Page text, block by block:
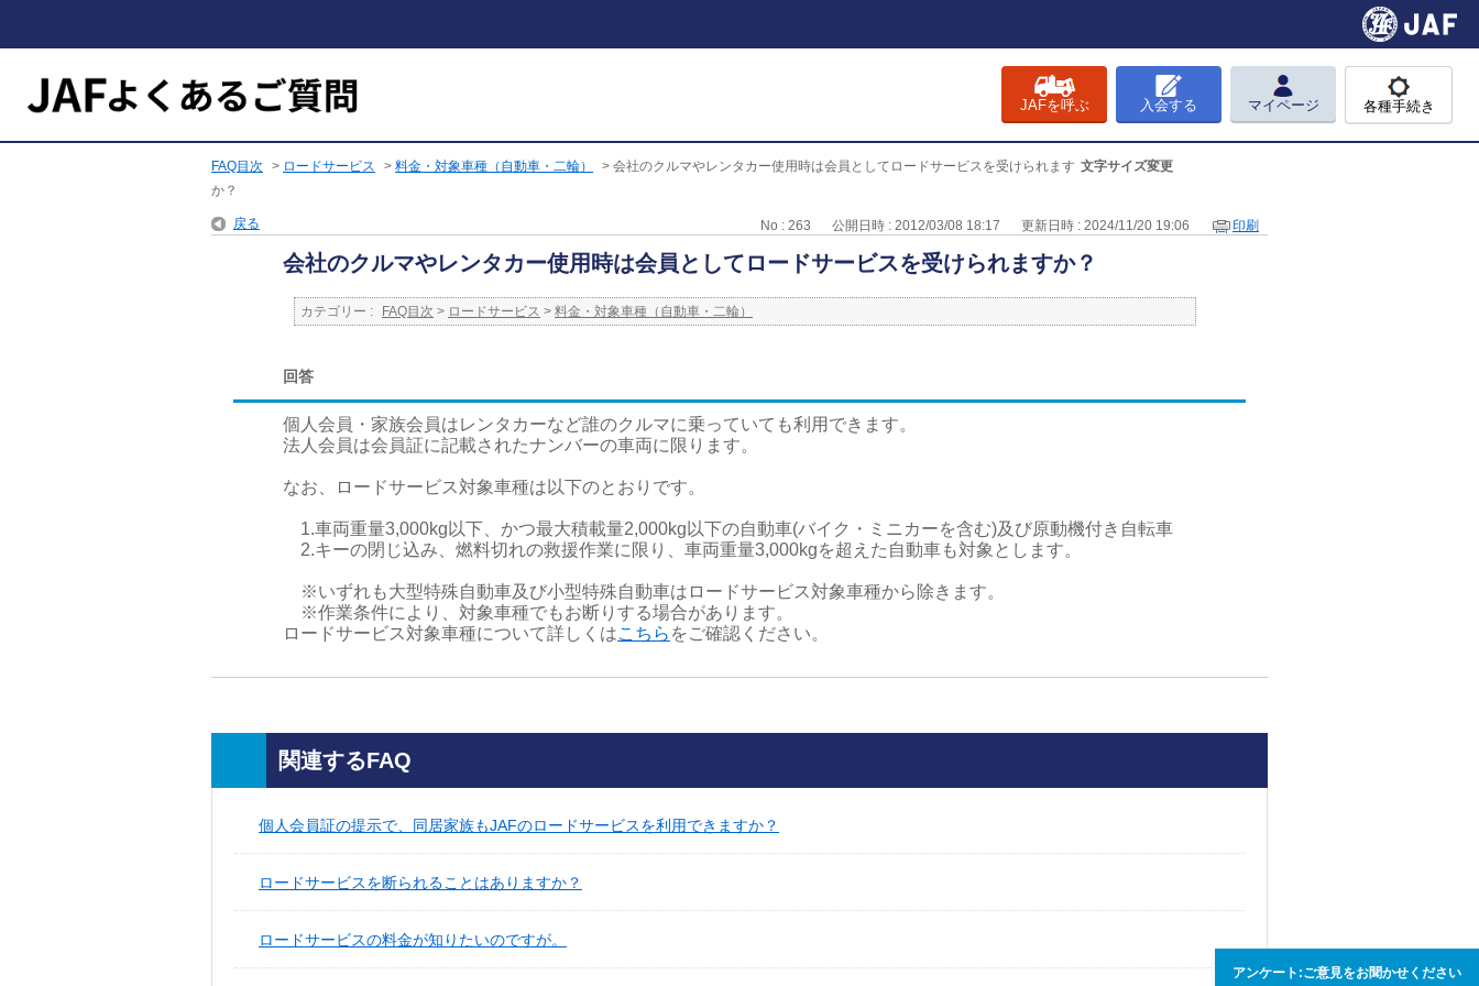
JAFを呼ぶ 入会する マイページ 各種手続き
文字サイズ変更
FAQ目次 > ロードサービス > 料金・対象車種（自動車・二輪） > 会社のクルマやレンタカー使用時は会員としてロードサービスを受けられます
か？
戻る No : 263 公開日時 : 2012/03/08 18:17 更新日時 : 2024/11/20 19:06 印刷
会社のクルマやレンタカー使用時は会員としてロードサービスを受けられますか？
カテゴリー : FAQ目次 > ロードサービス > 料金・対象車種（自動車・二輪）
回答
個人会員・家族会員はレンタカーなど誰のクルマに乗っていても利用できます。
法人会員は会員証に記載されたナンバーの車両に限ります。
なお、ロードサービス対象車種は以下のとおりです。
1.車両重量3,000kg以下、かつ最大積載量2,000kg以下の自動車(バイク・ミニカーを含む)及び原動機付き自転車
2.キーの閉じ込み、燃料切れの救援作業に限り、車両重量3,000kgを超えた自動車も対象とします。
※いずれも大型特殊自動車及び小型特殊自動車はロードサービス対象車種から除きます。
※作業条件により、対象車種でもお断りする場合があります。
ロードサービス対象車種について詳しくはこちら をご確認ください。
関連するFAQ
個人会員証の提示で、同居家族もJAFのロードサービスを利用できますか？
ロードサービスを断られることはありますか？
ロードサービスの料金が知りたいのですが。
アンケート:ご意見をお聞かせください